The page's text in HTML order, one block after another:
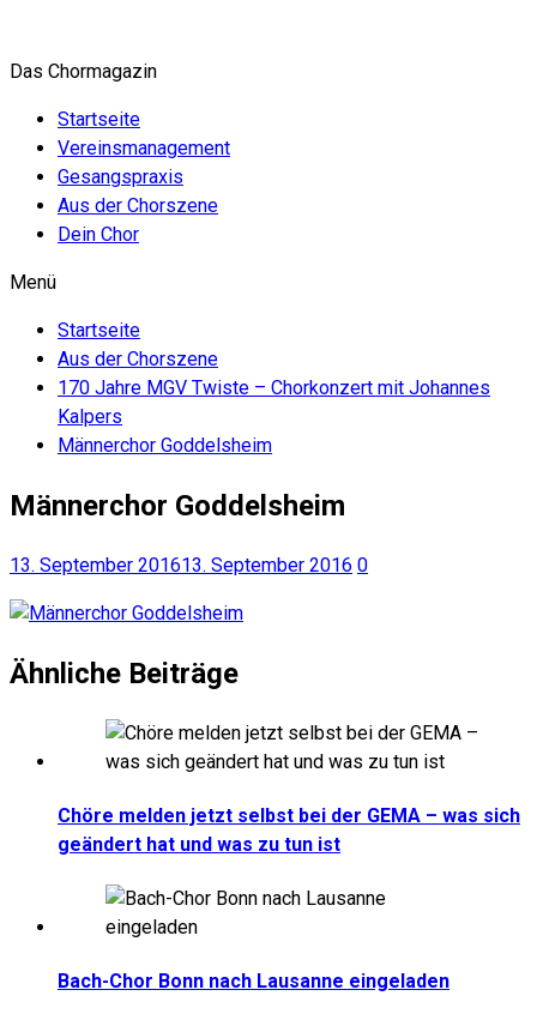
springen
Das Chormagazin
Startseite
Vereinsmanagement
Gesangspraxis
Aus der Chorszene
Dein Chor
Menü
Startseite
Aus der Chorszene
170 Jahre MGV Twiste – Chorkonzert mit Johannes
Kalpers
Männerchor Goddelsheim
Männerchor Goddelsheim
13. September 201613. September 2016 0
Ähnliche Beiträge
Chöre melden jetzt selbst bei der GEMA – was sich
geändert hat und was zu tun ist
Bach-Chor Bonn nach Lausanne eingeladen